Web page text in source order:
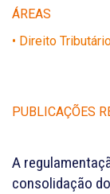
ÁREAS
• Direito
PUBLICAÇÕES
A
consolidação